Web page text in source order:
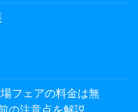
フェアの料金は無